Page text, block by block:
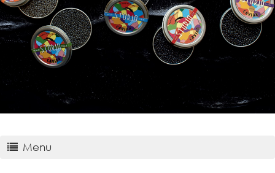
Menu